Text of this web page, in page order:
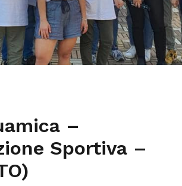
–
Sportiva –